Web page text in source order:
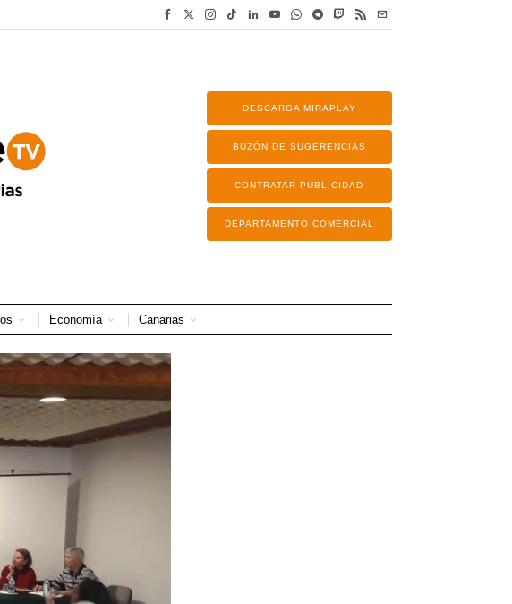
DESCARGA MIRAPLAY
BUZÓN DE SUGERENCIAS
CONTRATAR PUBLICIDAD
DEPARTAMENTO COMERCIAL
Economía Canarias